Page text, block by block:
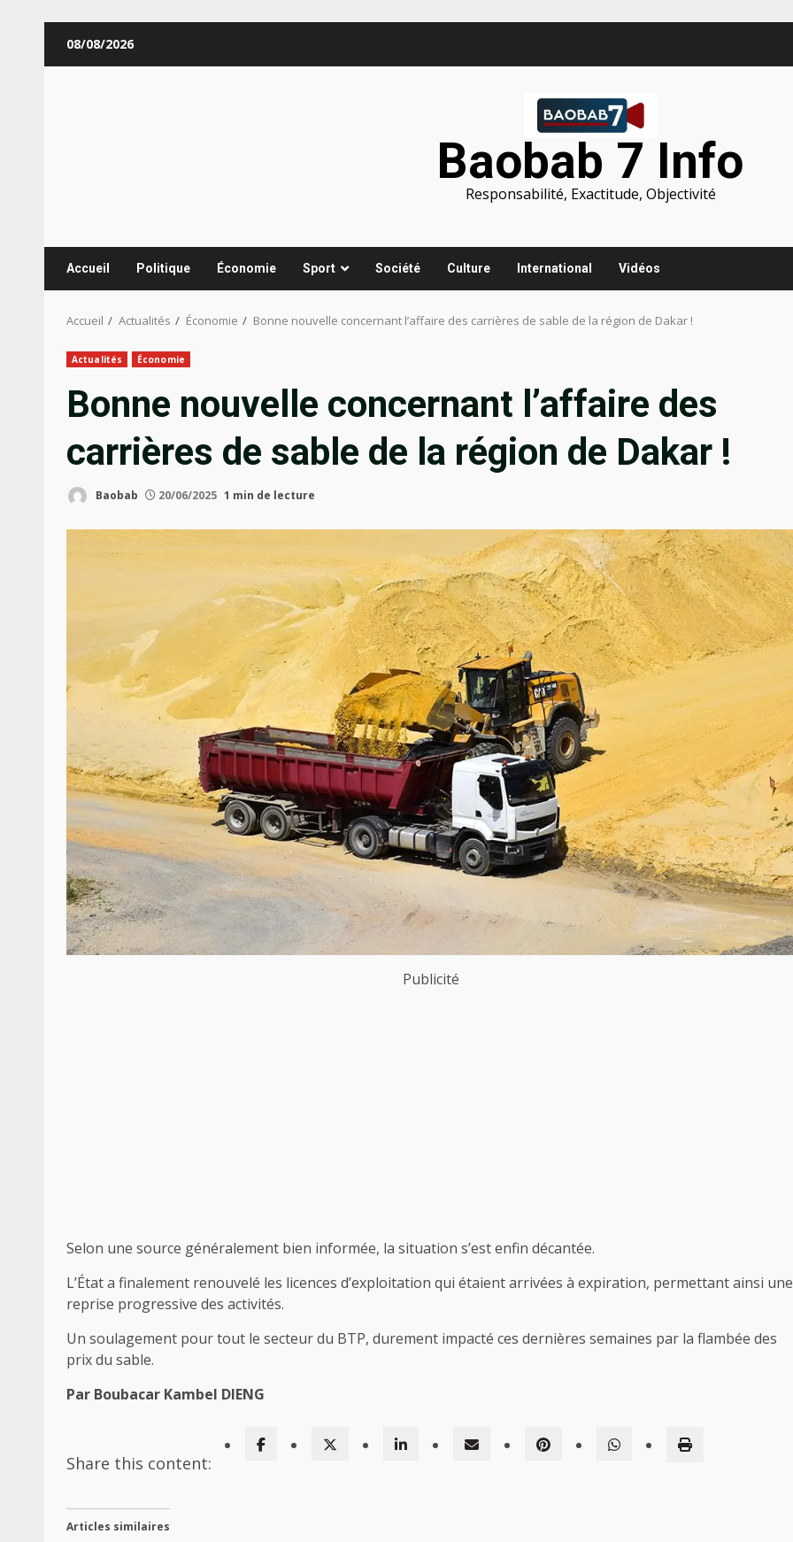
08/08/2026
Baobab 7 Info
Responsabilité, Exactitude, Objectivité
Accueil Politique Économie Sport Société Culture International Vidéos
Accueil Actualités Économie Bonne nouvelle concernant l’affaire des carrières de sable de la région de Dakar !
Actualités Économie
Bonne nouvelle concernant l’affaire des
carrières de sable de la région de Dakar !
Baobab 20/06/2025 1 min de lecture
Publicité
Selon une source généralement bien informée, la situation s’est enfin décantée.
L’État a finalement renouvelé les licences d’exploitation qui étaient arrivées à expiration, permettant ainsi une
reprise progressive des activités.
Un soulagement pour tout le secteur du BTP, durement impacté ces dernières semaines par la flambée des
prix du sable.
Par Boubacar Kambel DIENG
Share this content:
Articles similaires